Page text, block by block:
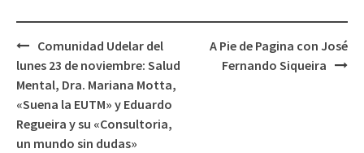
Navegación
de
entradas
Comunidad Udelar del
lunes 23 de noviembre: Salud
Mental, Dra. Mariana Motta,
«Suena la EUTM» y Eduardo
Regueira y su «Consultoria,
un mundo sin dudas»
A Pie de Pagina con José
Fernando Siqueira